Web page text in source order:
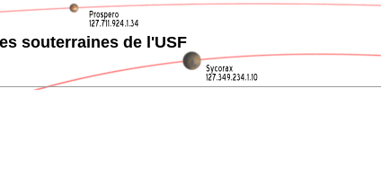
souterraines de l'USF